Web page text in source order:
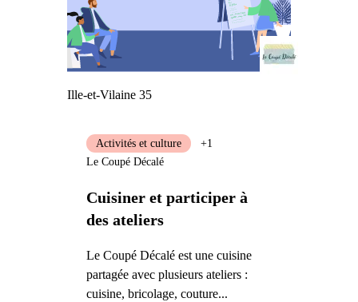
Ille-et-Vilaine 35
Cuisiner et participer à
des ateliers
Le Coupé Décalé est une cuisine
partagée avec plusieurs ateliers :
cuisine, bricolage, couture...
Activités et culture
+1
Le Coupé Décalé